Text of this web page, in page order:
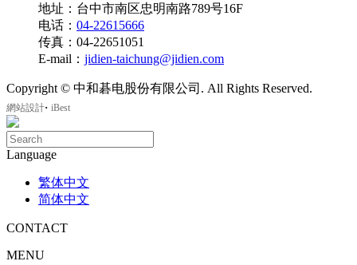
地址：台中市南区忠明南路789号16F
电话： 04-22615666
传真：04-22651051
E-mail： jidien-taichung@jidien.com
Copyright © 中和碁电股份有限公司. All Rights Reserved.
網站設計‧ iBest
Language
繁体中文
简体中文
CONTACT
MENU